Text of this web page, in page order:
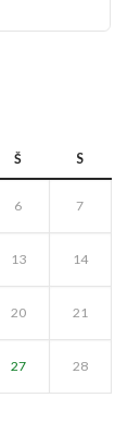
Š S
6 7
13 14
20 21
27 28